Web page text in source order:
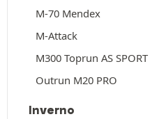
M-70 Mendex
M-Attack
M300 Toprun AS SPORT
Outrun M20 PRO
Inverno